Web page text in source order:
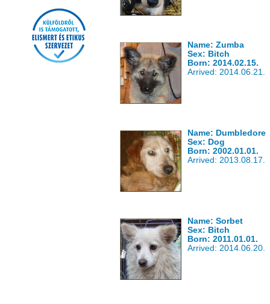
Name: Zumba
Sex: Bitch
Born: 2014.02.15.
Arrived: 2014.06.21.
Name: Dumbledore
Sex: Dog
Born: 2002.01.01.
Arrived: 2013.08.17.
Name: Sorbet
Sex: Bitch
Born: 2011.01.01.
Arrived: 2014.06.20.